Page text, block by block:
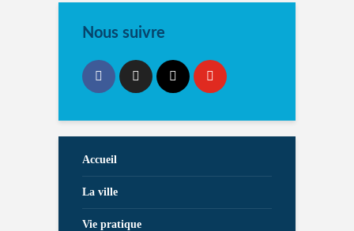
Nous suivre
Accueil
La ville
Vie pratique